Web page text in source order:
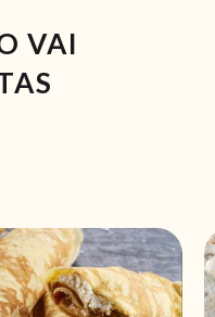
VAI